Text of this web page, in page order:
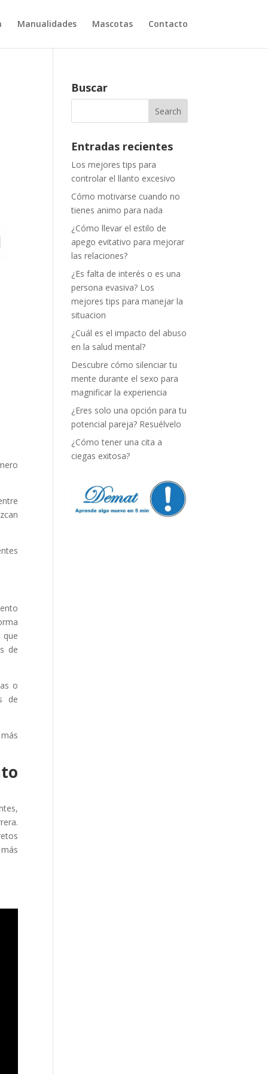
Manualidades Mascotas Contacto
que
de
o
de
Buscar
Entradas recientes
Los mejores tips para
controlar el llanto excesivo
Cómo motivarse cuando no
tienes animo para nada
¿Cómo llevar el estilo de
apego evitativo para mejorar
las relaciones?
¿Es falta de interés o es una
persona evasiva? Los
mejores tips para manejar la
situacion
¿Cuál es el impacto del abuso
en la salud mental?
Descubre cómo silenciar tu
mente durante el sexo para
magnificar la experiencia
¿Eres solo una opción para tu
potencial pareja? Resuélvelo
¿Cómo tener una cita a
ciegas exitosa?